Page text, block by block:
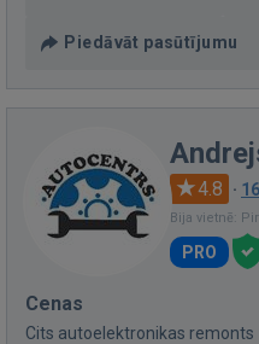
Piedāvāt pasūtījumu
4.8 ·
Bija vietnē:
PRO
Cenas
Cits autoelektronikas remonts